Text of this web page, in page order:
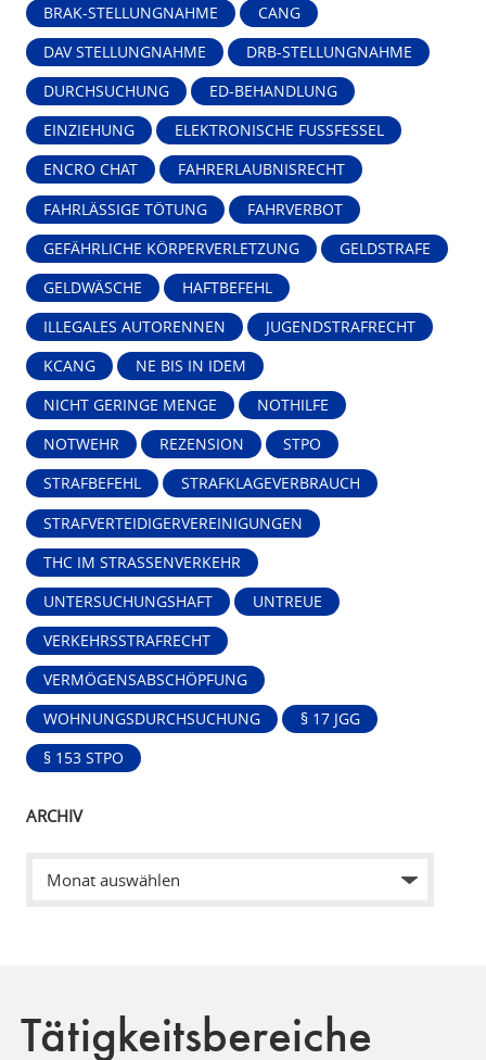
BRAK-STELLUNGNAHME CANG
DAV STELLUNGNAHME DRB-STELLUNGNAHME
DURCHSUCHUNG ED-BEHANDLUNG
EINZIEHUNG ELEKTRONISCHE FUSSFESSEL
ENCRO CHAT FAHRERLAUBNISRECHT
FAHRLÄSSIGE TÖTUNG FAHRVERBOT
GEFÄHRLICHE KÖRPERVERLETZUNG GELDSTRAFE
GELDWÄSCHE HAFTBEFEHL
ILLEGALES AUTORENNEN JUGENDSTRAFRECHT
KCANG NE BIS IN IDEM
NICHT GERINGE MENGE NOTHILFE
NOTWEHR REZENSION STPO
STRAFBEFEHL STRAFKLAGEVERBRAUCH
STRAFVERTEIDIGERVEREINIGUNGEN
THC IM STRASSENVERKEHR
UNTERSUCHUNGSHAFT UNTREUE
VERKEHRSSTRAFRECHT
VERMÖGENSABSCHÖPFUNG
WOHNUNGSDURCHSUCHUNG § 17 JGG
§ 153 STPO
ARCHIV
Tätigkeitsbereiche